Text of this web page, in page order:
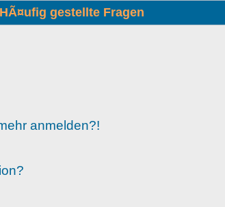
HÃ¤ufig gestellte Fragen
anmelden?!